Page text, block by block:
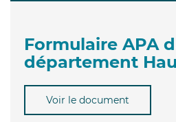
Formulaire APA
département
Voir le document